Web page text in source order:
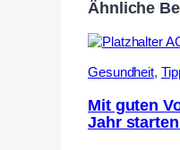
Ähnliche
Gesundheit,
Mit guten
Jahr